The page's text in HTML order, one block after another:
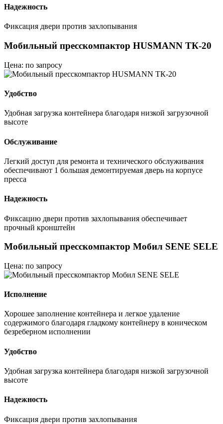
Надежность
Фиксация двери против захлопывания
Мобильный пресскомпактор HUSMANN ТК-20
Цена: по запросу
Удобство
Удобная загрузка контейнера благодаря низкой загрузочной
высоте
Обслуживание
Легкий доступ для ремонта и технического обслуживания
обеспечивают 1 большая демонтируемая дверь на корпусе
пресса
Надежность
Фиксацию двери против захлопывания обеспечивает
прочный кронштейн
Мобильный пресскомпактор Мобил SENE SELE
Цена: по запросу
Исполнение
Хорошее заполнение контейнера и легкое удаление
содержимого благодаря гладкому контейнеру в коническом
безреберном исполнении
Удобство
Удобная загрузка контейнера благодаря низкой загрузочной
высоте
Надежность
Фиксация двери против захлопывания